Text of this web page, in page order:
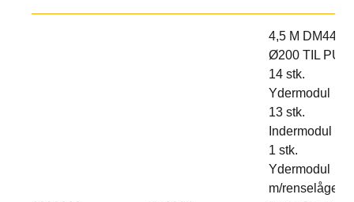
4,5 M DM44
Ø200 TIL
14 stk.
Ydermodul
13 stk.
Indermodul
1 stk.
Ydermodul
m/renselåge